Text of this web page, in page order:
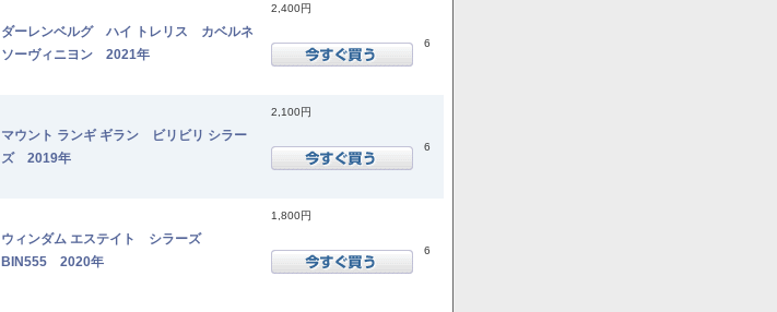
ダーレンベルグ ハイ トレリス カベルネ
ソーヴィニヨン 2021年
2,400円
6
マウント ランギ ギラン ビリビリ シラー
ズ 2019年
2,100円
6
ウィンダム エステイト シラーズ
BIN555 2020年
1,800円
6